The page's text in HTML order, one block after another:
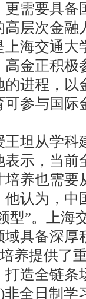
需要具备
层次金融
海交通大
金正积极
进程，以
参与国际
坦从学科
示，当前
养也需要
认为，中
型”。上海
具备深厚
养提供了
造全链条
全日制学